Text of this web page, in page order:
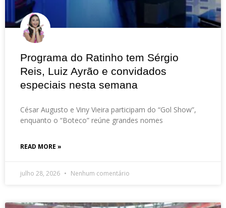
Programa do Ratinho tem Sérgio
Reis, Luiz Ayrão e convidados
especiais nesta semana
César Augusto e Viny Vieira participam do “Gol Show”,
enquanto o “Boteco” reúne grandes nomes
READ MORE »
julho 28, 2026 Nenhum comentário